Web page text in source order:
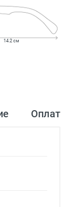
14.2 см
Оплата